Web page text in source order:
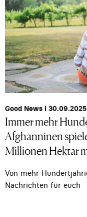
Good News I 30.09.2025
Immer mehr
Afghanninen
Millionen Hektar
Von mehr
Nachrichten für euch